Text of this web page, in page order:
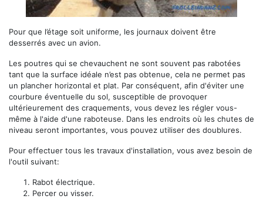
Pour que l’étage soit uniforme, les journaux doivent être
desserrés avec un avion.
Les poutres qui se chevauchent ne sont souvent pas rabotées
tant que la surface idéale n’est pas obtenue, cela ne permet pas
un plancher horizontal et plat. Par conséquent, afin d'éviter une
courbure éventuelle du sol, susceptible de provoquer
ultérieurement des craquements, vous devez les régler vous-
même à l'aide d'une raboteuse. Dans les endroits où les chutes de
niveau seront importantes, vous pouvez utiliser des doublures.
Pour effectuer tous les travaux d'installation, vous avez besoin de
l'outil suivant:
Rabot électrique.
Percer ou visser.